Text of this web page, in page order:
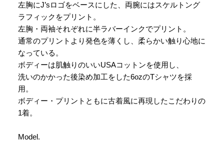
左胸にJ’sロゴをベースにした、両腕にはスケルトング
ラフィックをプリント。
左胸・両袖それぞれに半ラバーインクでプリント。
通常のプリントより発色を薄くし、柔らかい触り心地に
なっている。
ボディーは肌触りのいいUSAコットンを使用し、
洗いのかかった後染め加工をした6ozのTシャツを採
用。
ボディー・プリントともに古着風に再現したこだわりの
1着。
Model.